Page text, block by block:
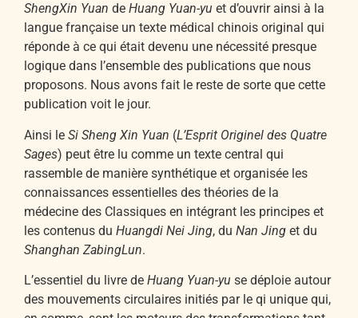
ShengXin Yuan de Huang Yuan-yu et d’ouvrir ainsi à la
langue française un texte médical chinois original qui
réponde à ce qui était devenu une nécessité presque
logique dans l’ensemble des publications que nous
proposons. Nous avons fait le reste de sorte que cette
publication voit le jour.
Ainsi le Si Sheng Xin Yuan (L’Esprit Originel des Quatre
Sages) peut être lu comme un texte central qui
rassemble de manière synthétique et organisée les
connaissances essentielles des théories de la
médecine des Classiques en intégrant les principes et
les contenus du Huangdi Nei Jing, du Nan Jing et du
Shanghan ZabingLun.
L’essentiel du livre de Huang Yuan-yu se déploie autour
des mouvements circulaires initiés par le qi unique qui,